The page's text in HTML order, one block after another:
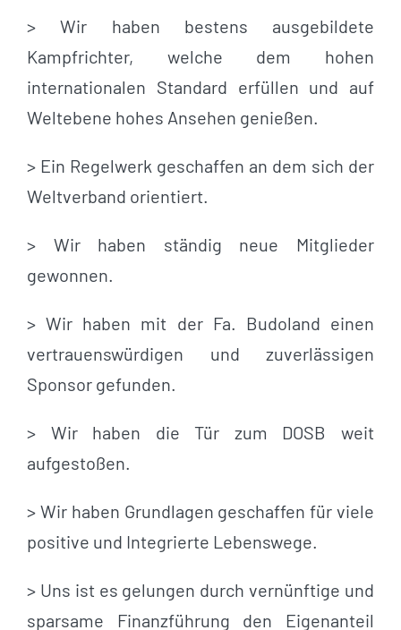
> Wir haben bestens ausgebildete
Kampfrichter, welche dem hohen
internationalen Standard erfüllen und auf
Weltebene hohes Ansehen genießen.
> Ein Regelwerk geschaffen an dem sich der
Weltverband orientiert.
> Wir haben ständig neue Mitglieder
gewonnen.
> Wir haben mit der Fa. Budoland einen
vertrauenswürdigen und zuverlässigen
Sponsor gefunden.
> Wir haben die Tür zum DOSB weit
aufgestoßen.
> Wir haben Grundlagen geschaffen für viele
positive und Integrierte Lebenswege.
> Uns ist es gelungen durch vernünftige und
sparsame Finanzführung den Eigenanteil